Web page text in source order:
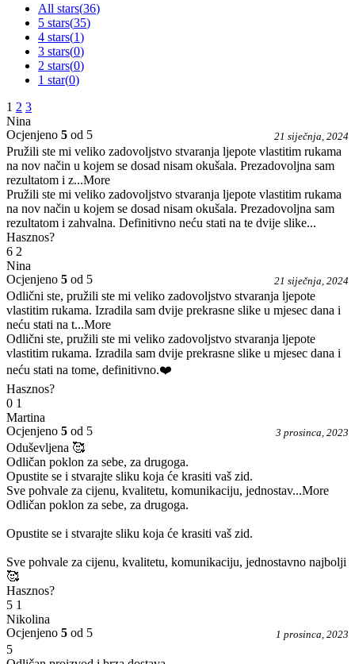
All stars(36)
5 stars(35)
4 stars(1)
3 stars(0)
2 stars(0)
1 star(0)
1 2 3
Nina
Ocjenjeno 5 od 5 21 siječnja, 2024
Pružili ste mi veliko zadovoljstvo stvaranja ljepote vlastitim rukama
na nov način u kojem se dosad nisam okušala. Prezadovoljna sam
rezultatom i z...More
Pružili ste mi veliko zadovoljstvo stvaranja ljepote vlastitim rukama
na nov način u kojem se dosad nisam okušala. Prezadovoljna sam
rezultatom i zahvalna. Definitivno neću stati na te dvije slike...
Hasznos?
6 2
Nina
Ocjenjeno 5 od 5 21 siječnja, 2024
Odlični ste, pružili ste mi veliko zadovoljstvo stvaranja ljepote
vlastitim rukama. Izradila sam dvije prekrasne slike u mjesec dana i
neću stati na t...More
Odlični ste, pružili ste mi veliko zadovoljstvo stvaranja ljepote
vlastitim rukama. Izradila sam dvije prekrasne slike u mjesec dana i
neću stati na tome, definitivno.❤️
Hasznos?
0 1
Martina
Ocjenjeno 5 od 5 3 prosinca, 2023
Oduševljena 🥰
Odličan poklon za sebe, za drugoga.
Opustite se i stvarajte sliku koja će krasiti vaš zid.
Sve pohvale za cijenu, kvalitetu, komunikaciju, jednostav...More
Odličan poklon za sebe, za drugoga.
Opustite se i stvarajte sliku koja će krasiti vaš zid.
Sve pohvale za cijenu, kvalitetu, komunikaciju, jednostavno najbolji
🥰
Hasznos?
5 1
Nikolina
Ocjenjeno 5 od 5 1 prosinca, 2023
5